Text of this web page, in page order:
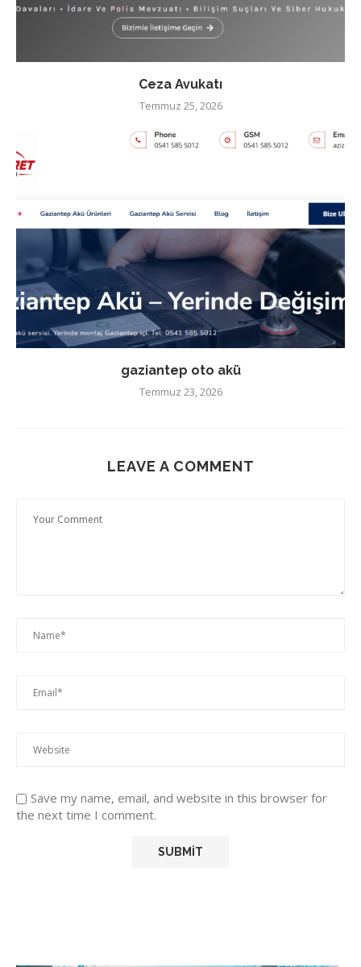
Ceza Avukatı
Temmuz 25, 2026
gaziantep oto akü
Temmuz 23, 2026
LEAVE A COMMENT
Save my name, email, and website in this browser for
the next time I comment.